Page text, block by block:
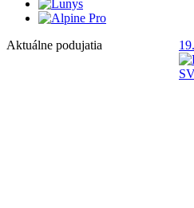
Aktuálne podujatia